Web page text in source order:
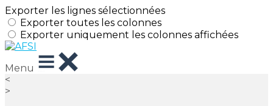
Exporter les lignes sélectionnées
Exporter toutes les colonnes
Exporter uniquement les colonnes affichées
Menu
<
>